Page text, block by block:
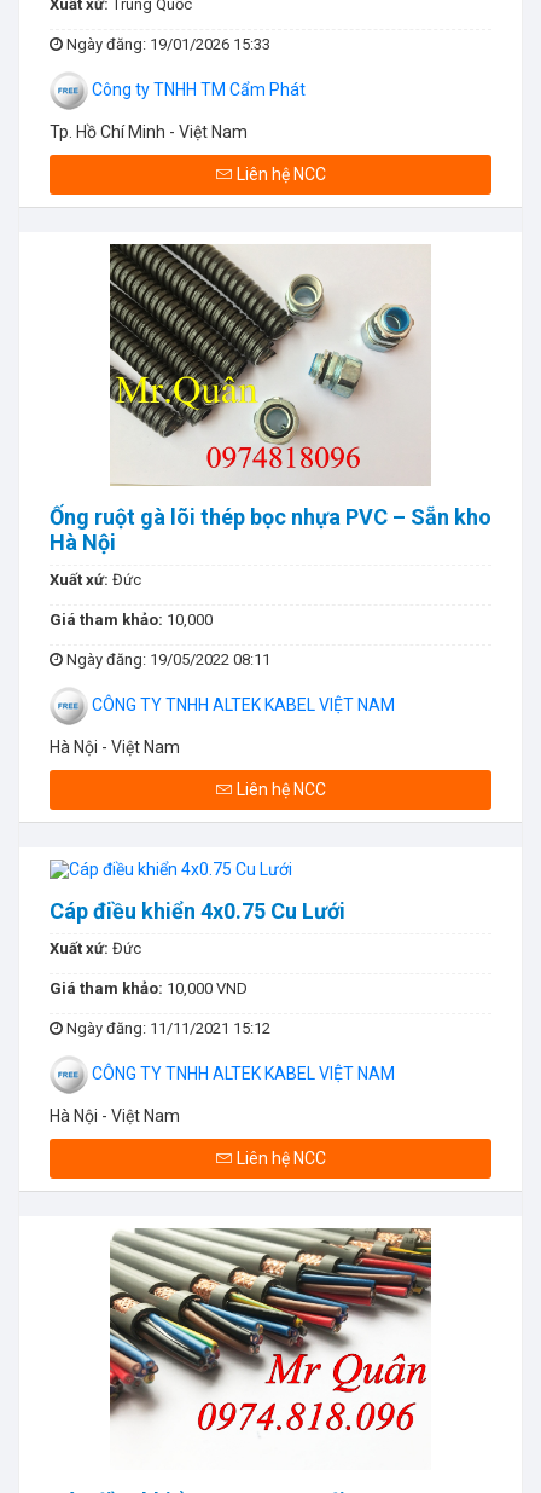
Xuất xứ: Trung Quốc
Ngày đăng: 19/01/2026 15:33
Công ty TNHH TM Cẩm Phát
Tp. Hồ Chí Minh - Việt Nam
Liên hệ NCC
Ống ruột gà lõi thép bọc nhựa PVC – Sẵn kho
Hà Nội
Xuất xứ: Đức
Giá tham khảo: 10,000
Ngày đăng: 19/05/2022 08:11
CÔNG TY TNHH ALTEK KABEL VIỆT NAM
Hà Nội - Việt Nam
Liên hệ NCC
Cáp điều khiển 4x0.75 Cu Lưới
Xuất xứ: Đức
Giá tham khảo: 10,000 VND
Ngày đăng: 11/11/2021 15:12
CÔNG TY TNHH ALTEK KABEL VIỆT NAM
Hà Nội - Việt Nam
Liên hệ NCC